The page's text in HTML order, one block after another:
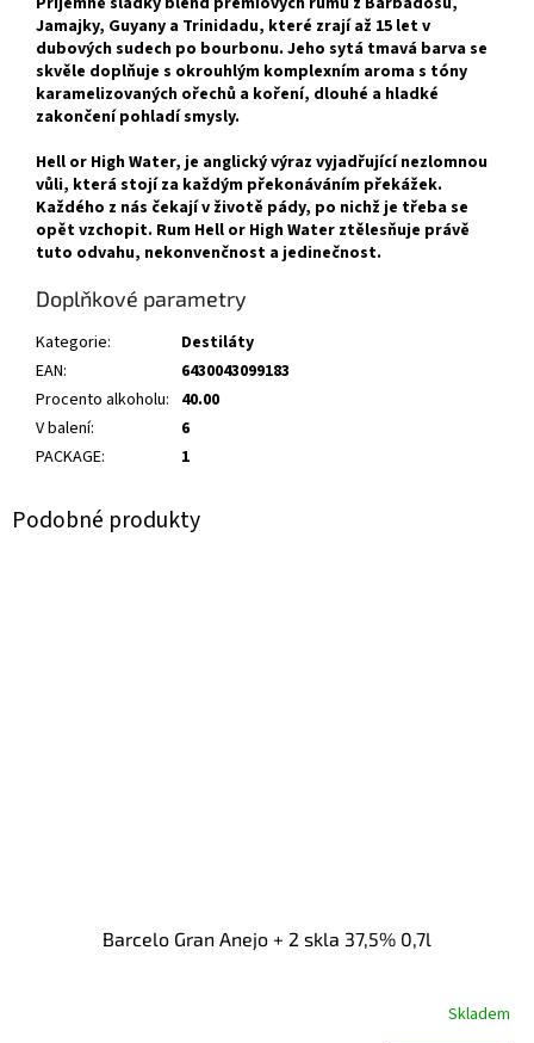
Jamajky, Guyany a Trinidadu, které zrají až 15 let v
dubových sudech po bourbonu. Jeho sytá tmavá barva se
skvěle doplňuje s okrouhlým komplexním aroma s tóny
karamelizovaných ořechů a koření, dlouhé a hladké
zakončení pohladí smysly.
Hell or High Water, je anglický výraz vyjadřující nezlomnou
vůli, která stojí za každým překonáváním překážek.
Každého z nás čekají v životě pády, po nichž je třeba se
opět vzchopit. Rum Hell or High Water ztělesňuje právě
tuto odvahu, nekonvenčnost a jedinečnost.
Doplňkové parametry
Kategorie:
Destiláty
EAN:
6430043099183
Procento alkoholu: 40.00
V balení:
6
PACKAGE: 1
Barcelo Gran Anejo + 2 skla 37,5% 0,7l
Skladem